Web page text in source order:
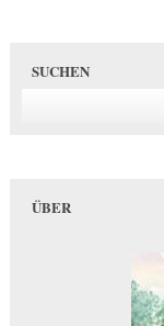
SUCHEN
ÜBER